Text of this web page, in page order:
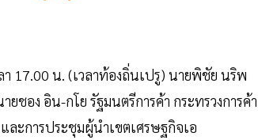
17.00 น. (เวลาท้องถิ่นเปรู) นายพิชัย นริพ
อง อิน-กโย รัฐมนตรีการค้า กระทรวงการค้า
ละการประชุมผู้นำเขตเศรษฐกิจเอ